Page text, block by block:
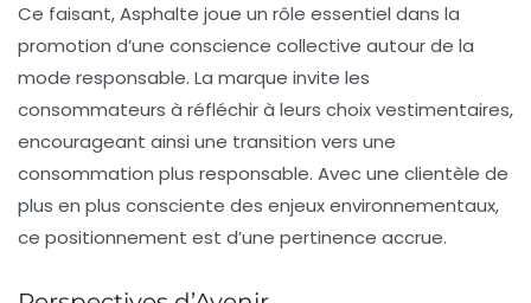
Ce faisant, Asphalte joue un rôle essentiel dans la
promotion d’une conscience collective autour de la
mode responsable. La marque invite les
consommateurs à réfléchir à leurs choix vestimentaires,
encourageant ainsi une transition vers une
consommation plus responsable. Avec une clientèle de
plus en plus consciente des enjeux environnementaux,
ce positionnement est d’une pertinence accrue.